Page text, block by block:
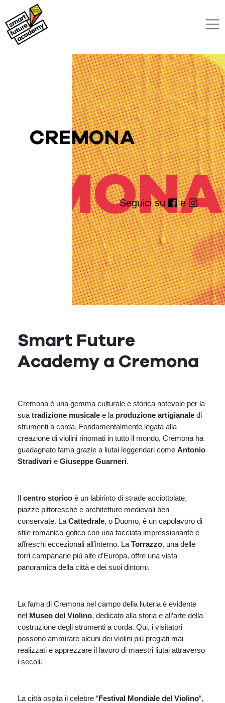
CREMONA
Seguici su e
Smart Future
Academy a Cremona
Cremona è una gemma culturale e storica notevole per la
sua tradizione musicale e la produzione artigianale di
strumenti a corda. Fondamentalmente legata alla
creazione di violini rinomati in tutto il mondo, Cremona ha
guadagnato fama grazie a liutai leggendari come Antonio
Stradivari e Giuseppe Guarneri.
Il centro storico è un labirinto di strade acciottolate,
piazze pittoresche e architetture medievali ben
conservate. La Cattedrale, o Duomo, è un capolavoro di
stile romanico-gotico con una facciata impressionante e
affreschi eccezionali all’interno. La Torrazzo, una delle
torri campanarie più alte d’Europa, offre una vista
panoramica della città e dei suoi dintorni.
La fama di Cremona nel campo della liuteria è evidente
nel Museo del Violino, dedicato alla storia e all’arte della
costruzione degli strumenti a corda. Qui, i visitatori
possono ammirare alcuni dei violini più pregiati mai
realizzati e apprezzare il lavoro di maestri liutai attraverso
i secoli.
La città ospita il celebre “Festival Mondiale del Violino“,